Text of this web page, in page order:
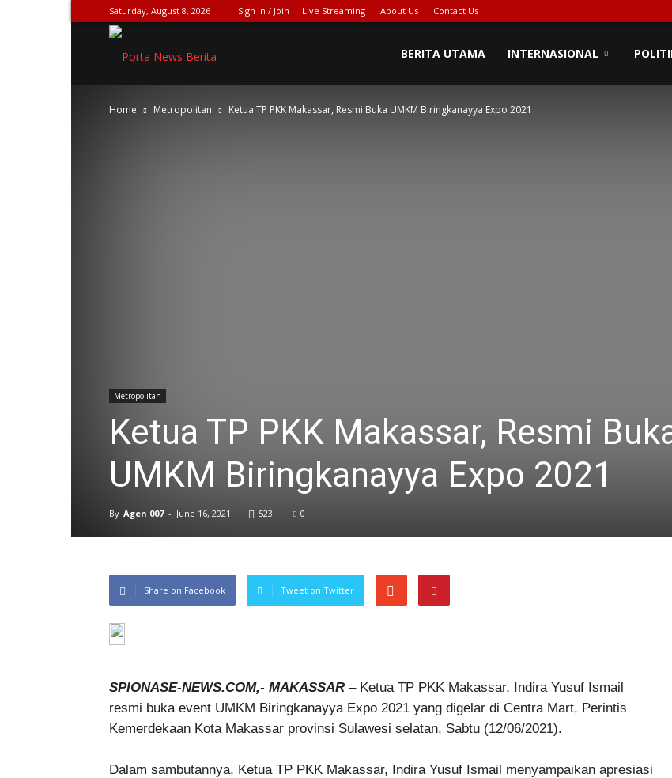
Saturday, August 8, 2026 Sign in / Join Live Streaming About Us Contact Us
NEWS[DOT]COM
BERITA UTAMA INTERNASIONAL
Home Metropolitan Ketua TP PKK Makassar, Resmi Buka UMKM Biringkanayya Expo 2021
Metropolitan
Ketua TP PKK Makassar, Resmi
UMKM Biringkanayya Expo 2021
By Agen 007 - June 16, 2021 523 0
Share on Facebook Tweet on Twitter
SPIONASE-NEWS.COM,- MAKASSAR – Ketua TP PKK Makassar, Indira Yusuf Ismail
resmi buka event UMKM Biringkanayya Expo 2021 yang digelar di Centra Mart, Perintis
Kemerdekaan Kota Makassar provinsi Sulawesi selatan, Sabtu (12/06/2021).
Dalam sambutannya, Ketua TP PKK Makassar, Indira Yusuf Ismail menyampaikan apresiasi